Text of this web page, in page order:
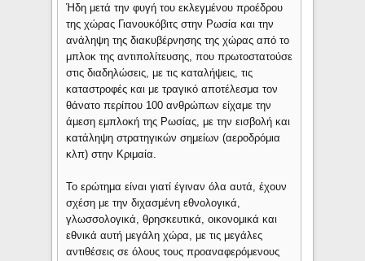
Ήδη μετά την φυγή του εκλεγμένου προέδρου
της χώρας Γιανουκόβιτς στην Ρωσία και την
ανάληψη της διακυβέρνησης της χώρας από το
μπλοκ της αντιπολίτευσης, που πρωτοστατούσε
στις διαδηλώσεις, με τις καταλήψεις, τις
καταστροφές και με τραγικό αποτέλεσμα τον
θάνατο περίπου 100 ανθρώπων είχαμε την
άμεση εμπλοκή της Ρωσίας, με την εισβολή και
κατάληψη στρατηγικών σημείων (αεροδρόμια
κλπ) στην Κριμαία.
Το ερώτημα είναι γιατί έγιναν όλα αυτά, έχουν
σχέση με την διχασμένη εθνολογικά,
γλωσσολογικά, θρησκευτικά, οικονομικά και
εθνικά αυτή μεγάλη χώρα, με τις μεγάλες
αντιθέσεις σε όλους τους προαναφερόμενους